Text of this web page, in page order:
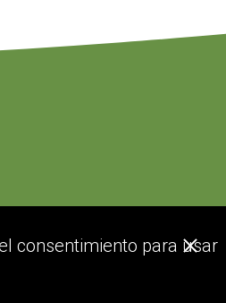
consentimiento para usar